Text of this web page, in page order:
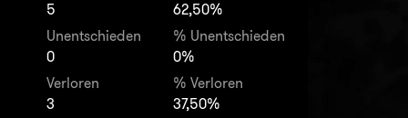
5
62,50%
Unentschieden
0
% Unentschieden
0%
Verloren
3
% Verloren
37,50%